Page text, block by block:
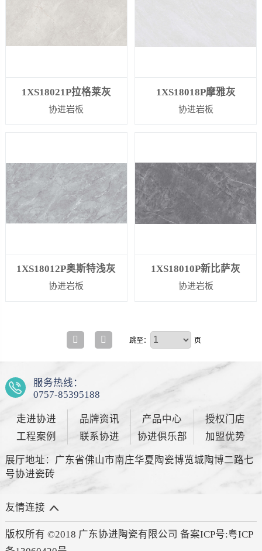
1XS18021P拉格莱灰
协进岩板
1XS18018P摩雅灰
协进岩板
1XS18012P奥斯特浅灰
协进岩板
1XS18010P新比萨灰
协进岩板
跳至： 页
服务热线：
0757-85395188
走进协进 品牌资讯 产品中心
授权门店
工程案例
联系协进 协进俱乐部 加盟优势
展厅地址：广东省佛山市南庄华夏陶瓷博览城陶博二路七
号协进瓷砖
友情连接
版权所有 ©2018 广东协进陶瓷有限公司 备案ICP号:粤ICP